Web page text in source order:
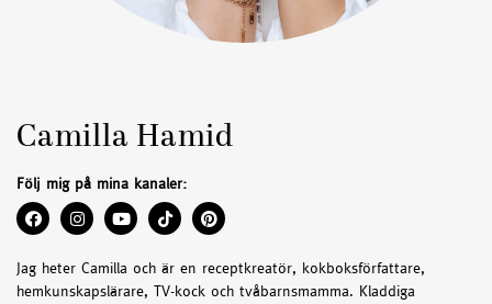
Camilla Hamid
Följ mig på mina kanaler:
Jag heter Camilla och är en receptkreatör, kokboksförfattare,
hemkunskapslärare, TV-kock och tvåbarnsmamma. Kladdiga